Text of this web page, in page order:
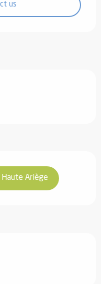
us
Haute Ariège